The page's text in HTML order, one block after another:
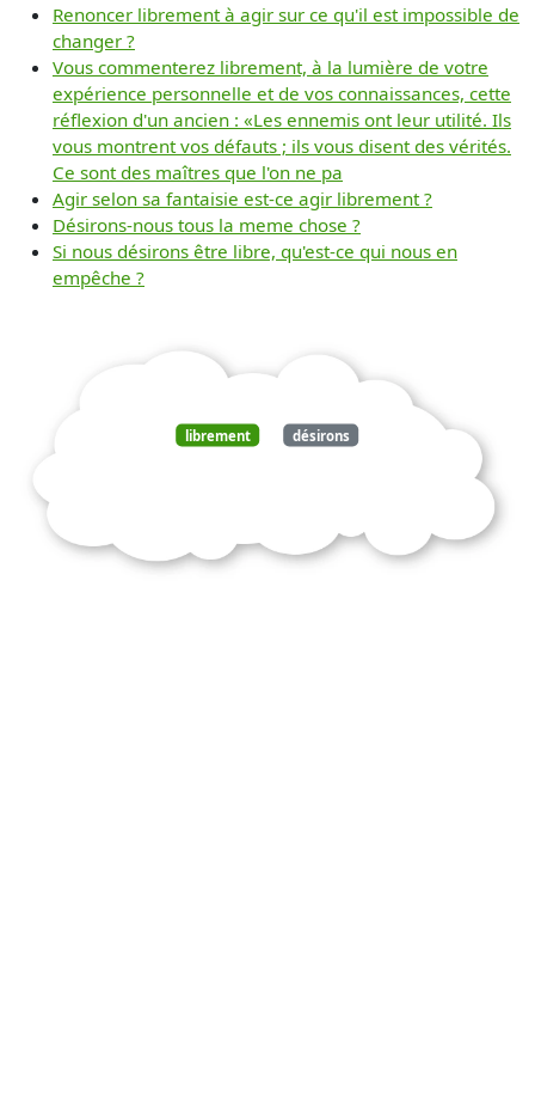
Renoncer librement à agir sur ce qu'il est impossible de
changer ?
Vous commenterez librement, à la lumière de votre
expérience personnelle et de vos connaissances, cette
réflexion d'un ancien : «Les ennemis ont leur utilité. Ils
vous montrent vos défauts ; ils vous disent des vérités.
Ce sont des maîtres que l'on ne pa
Agir selon sa fantaisie est-ce agir librement ?
Désirons-nous tous la meme chose ?
Si nous désirons être libre, qu'est-ce qui nous en
empêche ?
librement désirons